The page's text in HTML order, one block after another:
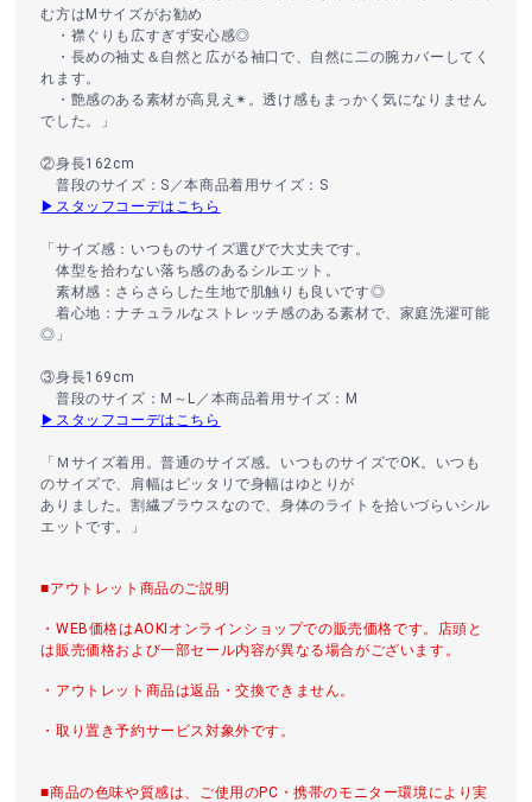
む方はMサイズがお勧め
・襟ぐりも広すぎず安心感◎
・長めの袖丈＆自然と広がる袖口で、自然に二の腕カバーしてく
れます。
・艶感のある素材が高見え✴︎。透け感もまっかく気になりません
でした。」
②身長162cm
普段のサイズ：S／本商品着用サイズ：S
▶スタッフコーデはこちら
「サイズ感：いつものサイズ選びで大丈夫です。
体型を拾わない落ち感のあるシルエット。
素材感：さらさらした生地で肌触りも良いです◎
着心地：ナチュラルなストレッチ感のある素材で、家庭洗濯可能
◎」
③身長169cm
普段のサイズ：M～L／本商品着用サイズ：M
▶スタッフコーデはこちら
「Ｍサイズ着用。普通のサイズ感。いつものサイズでOK。いつも
のサイズで、肩幅はピッタリで身幅はゆとりが
ありました。割繊ブラウスなので、身体のライトを拾いづらいシル
エットです。」
■アウトレット商品のご説明
・WEB価格はAOKIオンラインショップでの販売価格です。店頭と
は販売価格および一部セール内容が異なる場合がございます。
・アウトレット商品は返品・交換できません。
・取り置き予約サービス対象外です。
■商品の色味や質感は、ご使用のPC・携帯のモニター環境により実